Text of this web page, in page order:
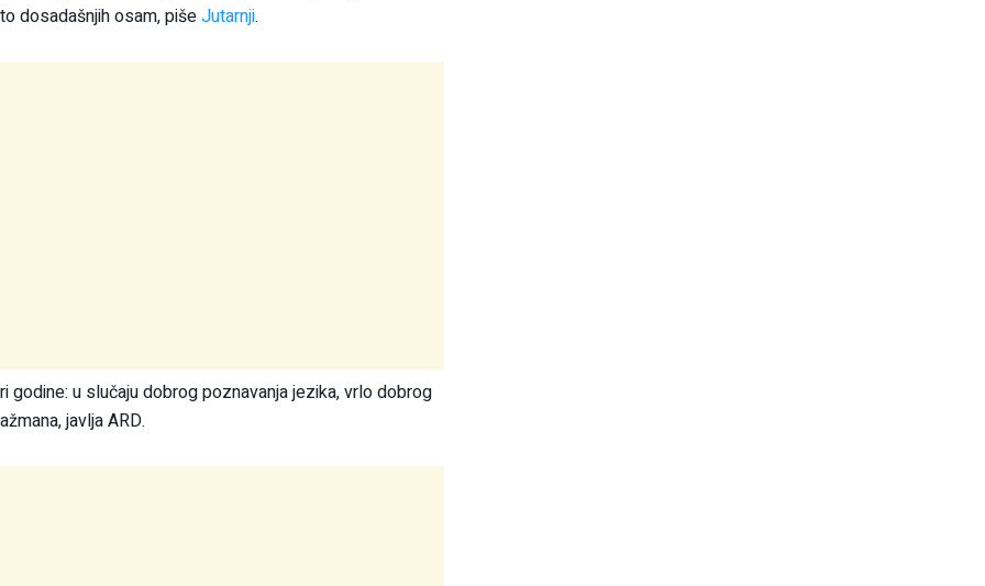
dosadašnjih osam, pišeJutarnji.
godine: u slučaju dobrog poznavanja jezika, vrlo dobrog
javlja ARD.